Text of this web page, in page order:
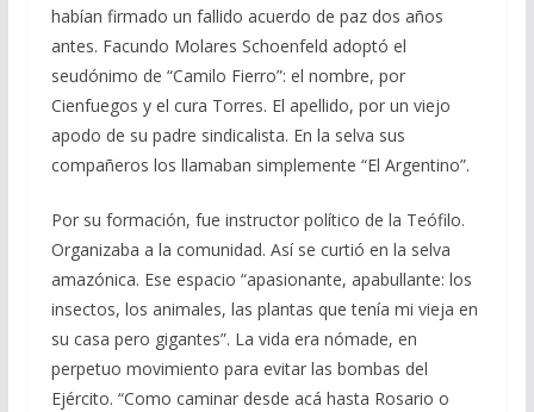
habían firmado un fallido acuerdo de paz dos años
antes. Facundo Molares Schoenfeld adoptó el
seudónimo de “Camilo Fierro”: el nombre, por
Cienfuegos y el cura Torres. El apellido, por un viejo
apodo de su padre sindicalista. En la selva sus
compañeros los llamaban simplemente “El Argentino”.
Por su formación, fue instructor político de la Teófilo.
Organizaba a la comunidad. Así se curtió en la selva
amazónica. Ese espacio “apasionante, apabullante: los
insectos, los animales, las plantas que tenía mi vieja en
su casa pero gigantes”. La vida era nómade, en
perpetuo movimiento para evitar las bombas del
Ejército. “Como caminar desde acá hasta Rosario o